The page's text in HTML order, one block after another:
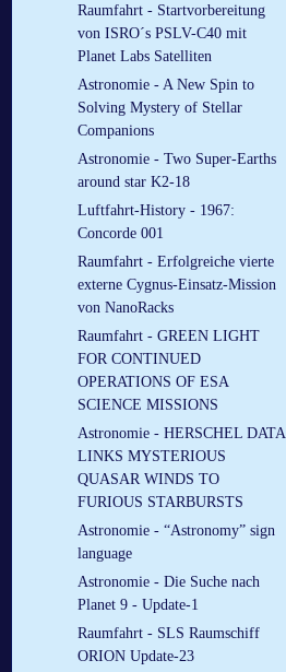
Raumfahrt - Startvorbereitung
von ISRO´s PSLV-C40 mit
Planet Labs Satelliten
Astronomie - A New Spin to
Solving Mystery of Stellar
Companions
Astronomie - Two Super-Earths
around star K2-18
Luftfahrt-History - 1967:
Concorde 001
Raumfahrt - Erfolgreiche vierte
externe Cygnus-Einsatz-Mission
von NanoRacks
Raumfahrt - GREEN LIGHT
FOR CONTINUED
OPERATIONS OF ESA
SCIENCE MISSIONS
Astronomie - HERSCHEL DATA
LINKS MYSTERIOUS
QUASAR WINDS TO
FURIOUS STARBURSTS
Astronomie - “Astronomy” sign
language
Astronomie - Die Suche nach
Planet 9 - Update-1
Raumfahrt - SLS Raumschiff
ORION Update-23